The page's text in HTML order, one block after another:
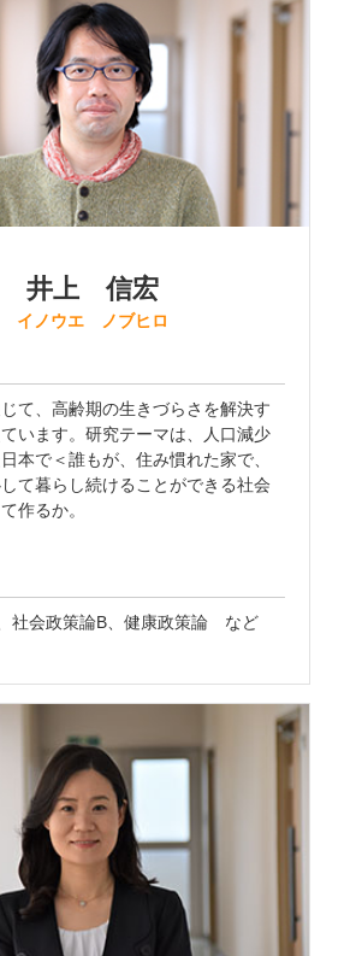
井上 信宏
イノウエ ノブヒロ
て、高齢期の生きづらさを解決す
います。研究テーマは、人口減少
本で＜誰もが、住み慣れた家で、
て暮らし続けることができる社会
作るか。
社会政策論B、健康政策論 など